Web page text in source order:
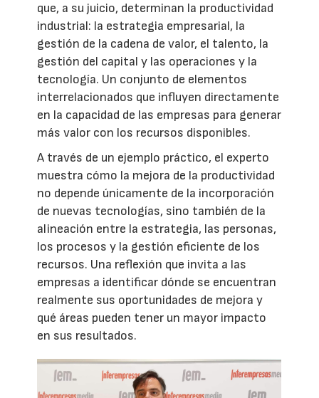
que, a su juicio, determinan la productividad
industrial: la estrategia empresarial, la
gestión de la cadena de valor, el talento, la
gestión del capital y las operaciones y la
tecnología. Un conjunto de elementos
interrelacionados que influyen directamente
en la capacidad de las empresas para generar
más valor con los recursos disponibles.
A través de un ejemplo práctico, el experto
muestra cómo la mejora de la productividad
no depende únicamente de la incorporación
de nuevas tecnologías, sino también de la
alineación entre la estrategia, las personas,
los procesos y la gestión eficiente de los
recursos. Una reflexión que invita a las
empresas a identificar dónde se encuentran
realmente sus oportunidades de mejora y
qué áreas pueden tener un mayor impacto
en sus resultados.